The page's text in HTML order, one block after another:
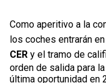
Como aperitivo a la
los coches entrarán
CER y el tramo de
orden de salida para
última oportunidad en